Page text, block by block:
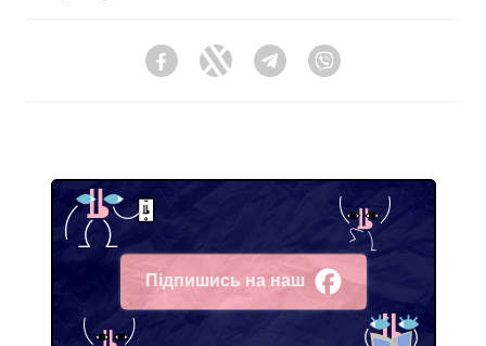
FacebookTwitter Telegram
Підпишись на наш
Facebook